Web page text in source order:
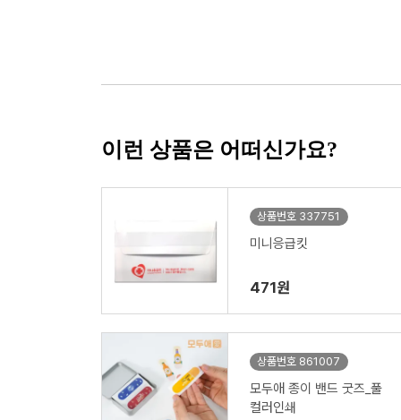
이런 상품은 어떠신가요?
상품번호 337751
미니응급킷
471원
상품번호 861007
모두애 종이 밴드 굿즈_풀
컬러인쇄